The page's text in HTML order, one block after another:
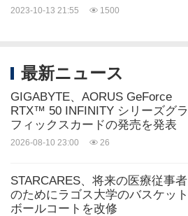
2023-10-13 21:55 1500
最新ニュース
GIGABYTE、AORUS GeForce
RTX™ 50 INFINITY シリーズグラ
フィックスカードの発売を発表
2026-08-10 23:00 26
STARCARES、将来の医療従事者
のためにラゴス大学のバスケット
ボールコートを改修